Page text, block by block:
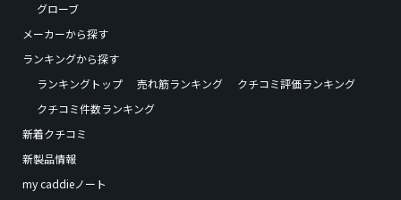
グローブ
メーカーから探す
ランキングから探す
ランキングトップ
売れ筋ランキング
クチコミ評価ランキング
クチコミ件数ランキング
新着クチコミ
新製品情報
my caddieノート